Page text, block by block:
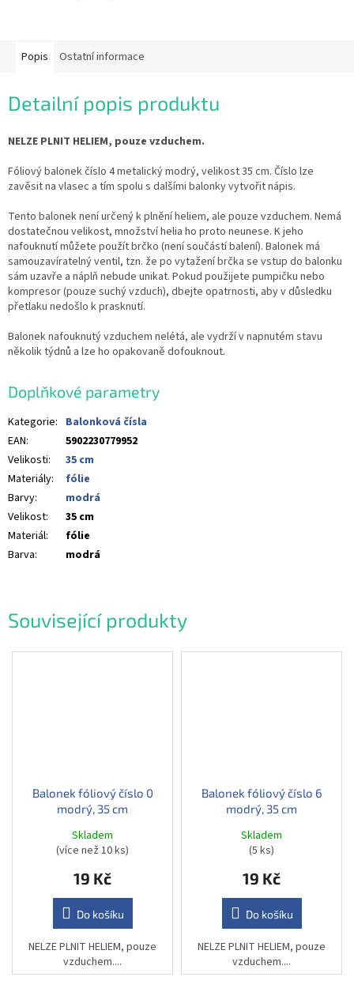
Související produkty
Balonek fóliový číslo 0
modrý, 35 cm
Skladem
(více než 10 ks)
19 Kč
Do košíku
NELZE PLNIT HELIEM, pouze
vzduchem....
Balonek fóliový číslo 6
modrý, 35 cm
Skladem
(5 ks)
19 Kč
Do košíku
NELZE PLNIT HELIEM, pouze
vzduchem....
Popis Ostatní informace
Detailní popis produktu
NELZE PLNIT HELIEM, pouze vzduchem.
Fóliový balonek číslo 4 metalický modrý, velikost 35 cm. Číslo lze
zavěsit na vlasec a tím spolu s dalšími balonky vytvořit nápis.
Tento balonek není určený k plnění heliem, ale pouze vzduchem. Nemá
dostatečnou velikost, množství helia ho proto neunese. K jeho
nafouknutí můžete použít brčko (není součástí balení). Balonek má
samouzavíratelný ventil, tzn. že po vytažení brčka se vstup do balonku
sám uzavře a náplň nebude unikat. Pokud použijete pumpičku nebo
kompresor (pouze suchý vzduch), dbejte opatrnosti, aby v důsledku
přetlaku nedošlo k prasknutí.
Balonek nafouknutý vzduchem nelétá, ale vydrží v napnutém stavu
několik týdnů a lze ho opakovaně dofouknout.
Doplňkové parametry
Kategorie: Balonková čísla
EAN:
5902230779952
Velikosti:
35 cm
Materiály:
fólie
Barvy:
modrá
Velikost:
35 cm
Materiál:
fólie
Barva: modrá